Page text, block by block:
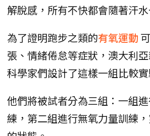
解脫感，所有不快都會隨著汗水
為了證明跑步之類的有氧運動
張、情緒倦怠等症狀，澳大利
科學家們設計了這樣一組比較實
他們將被試者分為三組：一組
練，第二組進行無氧力量訓練